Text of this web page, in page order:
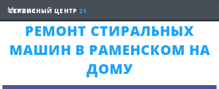
СЕРВИСНЫЙ ЦЕНТР 21
РЕМОНТ СТИРАЛЬНЫХ
МАШИН В РАМЕНСКОМ НА
ДОМУ